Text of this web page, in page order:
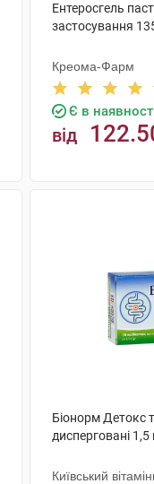
Ентеросгель
застосування
Креома-Фарм
Є в
від
Біонорм Детокс
дисперговані 1,5
Київський